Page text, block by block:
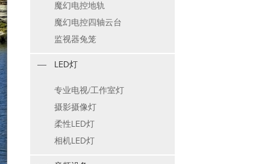
魔幻电控地轨
魔幻电控四轴云台
监视器兔笼
LED灯
专业电视/工作室灯
摄影摄像灯
柔性LED灯
相机LED灯